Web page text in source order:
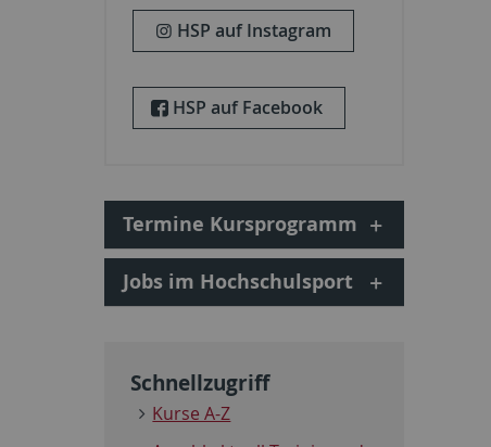
HSP auf Instagram
HSP auf Facebook
Termine Kursprogramm
Jobs im Hochschulsport
Schnellzugriff
Kurse A-Z